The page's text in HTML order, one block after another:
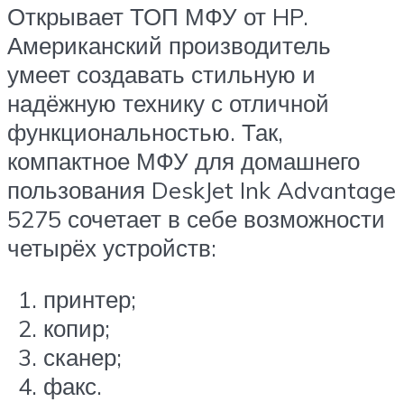
Открывает ТОП МФУ от HP.
Американский производитель
умеет создавать стильную и
надёжную технику с отличной
функциональностью. Так,
компактное МФУ для домашнего
пользования DeskJet Ink Advantage
5275 сочетает в себе возможности
четырёх устройств:
принтер;
копир;
сканер;
факс.